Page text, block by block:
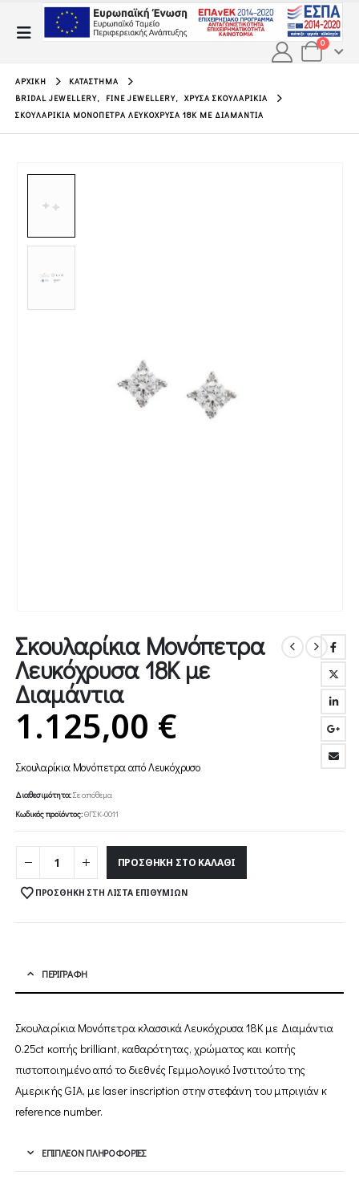
0
ΑΡΧΙΚΉ
ΚΑΤΆΣΤΗΜΑ
BRIDAL JEWELLERY, FINE JEWELLERY,
ΧΡΥΣΆ ΣΚΟΥΛΑΡΊΚΙΑ
ΣΚΟΥΛΑΡΊΚΙΑ ΜΟΝΌΠΕΤΡΑ ΛΕΥΚΌΧΡΥΣΑ 18Κ ΜΕ ΔΙΑΜΆΝΤΙΑ
Σκουλαρίκια Μονόπετρα
Λευκόχρυσα 18Κ με
Διαμάντια
1.125,00 €
Σκουλαρίκια Μονόπετρα από Λευκόχρυσο
Διαθεσιμότητα:Σε απόθεμα
Κωδικός προϊόντος:ΘΓΣΚ-0011
ΠΡΟΣΘΉΚΗ ΣΤΟ ΚΑΛΆΘΙ
ΠΡΟΣΘΉΚΗ ΣΤΗ ΛΊΣΤΑ ΕΠΙΘΥΜΙΏΝ
ΠΕΡΙΓΡΑΦΉ
Σκουλαρίκια Μονόπετρα κλασσικά Λευκόχρυσα 18Κ με Διαμάντια
0.25ct κοπής brilliant, καθαρότητας, χρώματος και κοπής
πιστοποιημένο από το διεθνές Γεμμολογικό Ινστιτούτο της
Αμερικής GIA, με laser inscription στην στεφάνη του μπριγιάν κ
reference number.
ΕΠΙΠΛΈΟΝ ΠΛΗΡΟΦΟΡΊΕΣ